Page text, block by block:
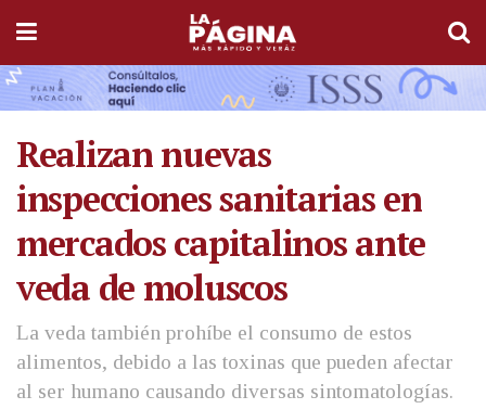
Realizan nuevas
inspecciones sanitarias en
mercados capitalinos ante
veda de moluscos
La veda también prohíbe el consumo de estos
alimentos, debido a las toxinas que pueden afectar
al ser humano causando diversas sintomatologías.